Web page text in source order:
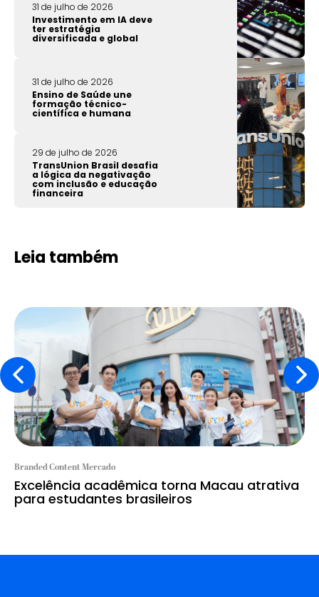
31 de julho de 2026
Investimento em IA deve
ter estratégia
diversificada e global
31 de julho de 2026
Ensino de Saúde une
formação técnico-
científica e humana
29 de julho de 2026
TransUnion Brasil desafia
a lógica da negativação
com inclusão e educação
financeira
Leia também
Branded Content Mercado
Excelência acadêmica torna Macau atrativa
para estudantes brasileiros